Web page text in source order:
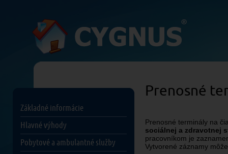
Základné informácie
Hlavné výhody
Pobytové a ambulantné služby
Prenosné
Prenosné terminály na
sociálnej a zdravotnej
pracovníkom je
Vytvorené záznamy